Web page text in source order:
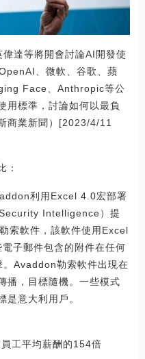
達等將開會討論AI開發使
、微軟、谷歌、蘋
Face、Anthropic等公
用標準，討論如何以最負
商業新聞）[2023/4/11
：
利用Excel 4.0宏部署
Intelligence）提
索軟件，該軟件使用Excel
子郵件包含的附件在任何
Avaddon勒索軟件出現在
播，目標隨機。一些模式
是意大利用戶。
工平均薪酬的154倍